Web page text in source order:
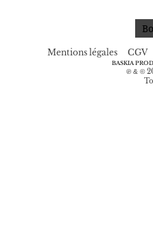
Mentions légales CGV
BASKIA
℗ & ©